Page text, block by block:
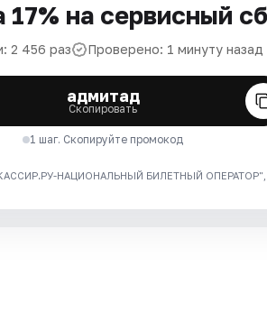
17% на сервисный
2 456 раз Проверено: 1 минуту назад
адмитад
Скопировать
1 шаг. Скопируйте промокод
НАЦИОНАЛЬНЫЙ БИЛЕТНЫЙ ОПЕРАТОР",